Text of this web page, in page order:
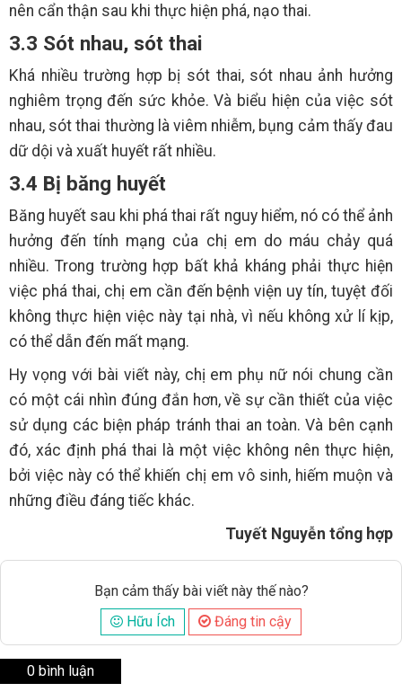
nên cẩn thận sau khi thực hiện phá, nạo thai.
3.3 Sót nhau, sót thai
Khá nhiều trường hợp bị sót thai, sót nhau ảnh hưởng
nghiêm trọng đến sức khỏe. Và biểu hiện của việc sót
nhau, sót thai thường là viêm nhiễm, bụng cảm thấy đau
dữ dội và xuất huyết rất nhiều.
3.4 Bị băng huyết
Băng huyết sau khi phá thai rất nguy hiểm, nó có thể ảnh
hưởng đến tính mạng của chị em do máu chảy quá
nhiều. Trong trường hợp bất khả kháng phải thực hiện
việc phá thai, chị em cần đến bệnh viện uy tín, tuyệt đối
không thực hiện việc này tại nhà, vì nếu không xử lí kịp,
có thể dẫn đến mất mạng.
Hy vọng với bài viết này, chị em phụ nữ nói chung cần
có một cái nhìn đúng đắn hơn, về sự cần thiết của việc
sử dụng các biện pháp tránh thai an toàn. Và bên cạnh
đó, xác định phá thai là một việc không nên thực hiện,
bởi việc này có thể khiến chị em vô sinh, hiếm muộn và
những điều đáng tiếc khác.
Tuyết Nguyễn tổng hợp
Bạn cảm thấy bài viết này thế nào?
Hữu Ích
Đáng tin cậy
0 bình luận